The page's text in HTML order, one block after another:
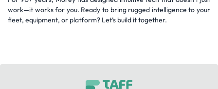
work—it works for you. Ready to bring rugged intelligence to your
fleet, equipment, or platform? Let’s build it together.